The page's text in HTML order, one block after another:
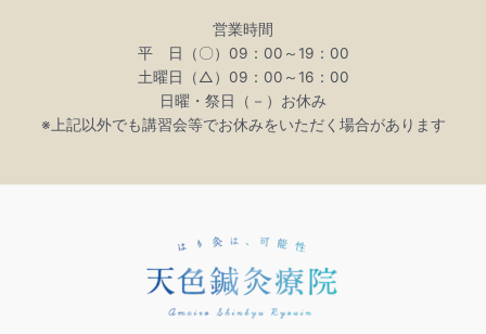
営業時間
平 日（〇）09：00～19：00
土曜日（△）09：00～16：00
日曜・祭日（－）お休み
※上記以外でも講習会等でお休みをいただく場合があります